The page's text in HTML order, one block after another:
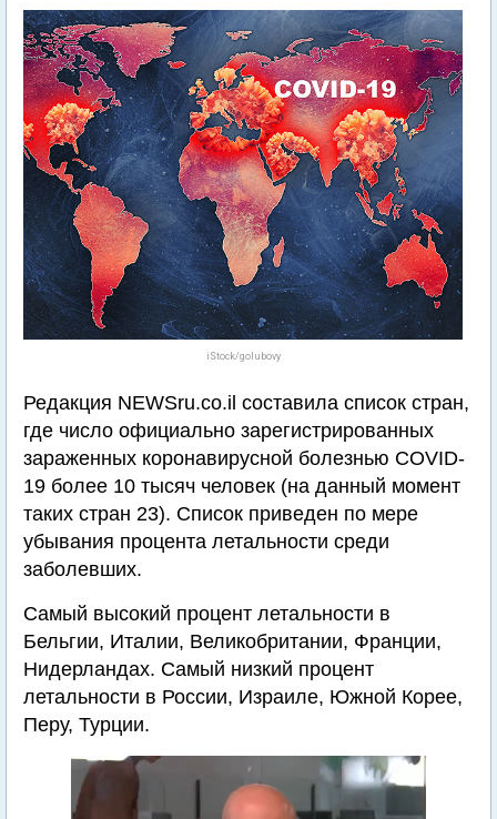
iStock/golubovy
Редакция NEWSru.co.il составила список стран,
где число официально зарегистрированных
зараженных коронавирусной болезнью COVID-
19 более 10 тысяч человек (на данный момент
таких стран 23). Список приведен по мере
убывания процента летальности среди
заболевших.
Самый высокий процент летальности в
Бельгии, Италии, Великобритании, Франции,
Нидерландах. Самый низкий процент
летальности в России, Израиле, Южной Корее,
Перу, Турции.